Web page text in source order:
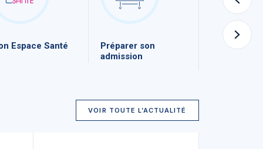
Espace Santé
Préparer son
admission
Le CHU de
VOIR TOUTE L’ACTUALITÉ